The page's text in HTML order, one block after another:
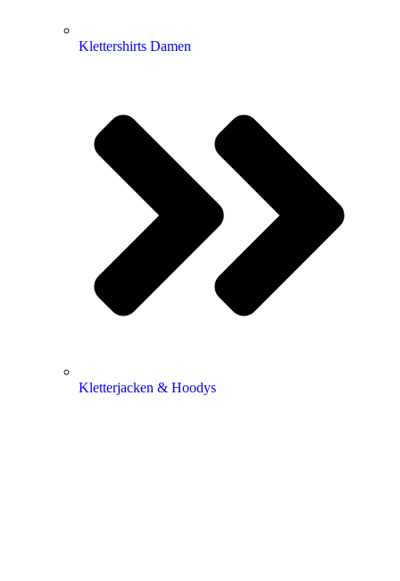
Klettershirts Damen
Kletterjacken & Hoodys